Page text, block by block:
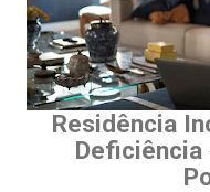
Residência
Deficiência